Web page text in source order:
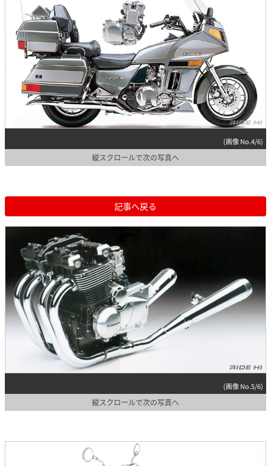
(画像 No.4/6)
縦スクロールで次の写真へ
記事へ戻る
(画像 No.5/6)
縦スクロールで次の写真へ